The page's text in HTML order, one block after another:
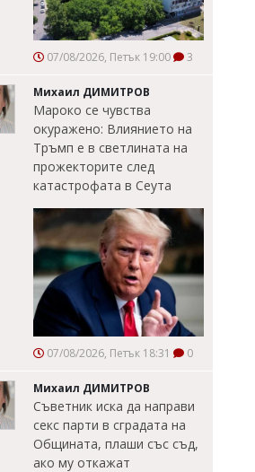
07/08/2026, Петък 19:00 3
Михаил ДИМИТРОВ
Мароко се чувства
окуражено: Влиянието на
Тръмп е в светлината на
прожекторите след
катастрофата в Сеута
07/08/2026, Петък 18:31 0
Михаил ДИМИТРОВ
Съветник иска да направи
секс парти в сградата на
Общината, плаши със съд,
ако му откажат